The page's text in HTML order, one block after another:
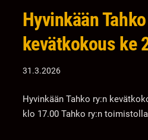
Hyvinkään
kevätkokous ke
31.3.2026
Hyvinkään Tahko ry:n
klo 17.00 Tahko ry:n